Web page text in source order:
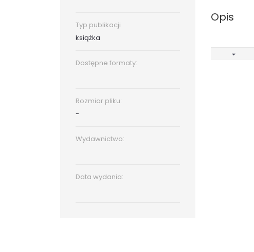
Typ publikacji
książka
Dostępne formaty:
Rozmiar pliku:
-
Wydawnictwo:
Data wydania:
Opis